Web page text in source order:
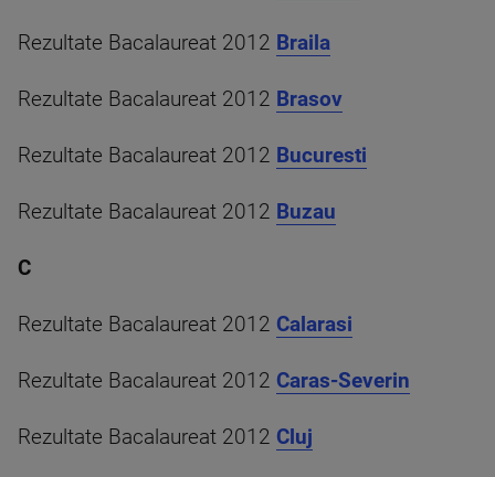
Rezultate Bacalaureat 2012 Braila
Rezultate Bacalaureat 2012 Brasov
Rezultate Bacalaureat 2012 Bucuresti
Rezultate Bacalaureat 2012 Buzau
C
Rezultate Bacalaureat 2012 Calarasi
Rezultate Bacalaureat 2012 Caras-Severin
Rezultate Bacalaureat 2012 Cluj